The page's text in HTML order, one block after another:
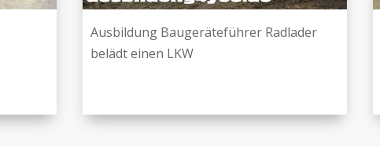
Ausbildung Baugeräteführer Radlader
belädt einen LKW